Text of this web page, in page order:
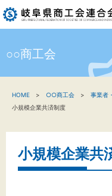
関
○○商工会
HOME ○○商工会 事業者
小規模企業共済制度
小規模企業共